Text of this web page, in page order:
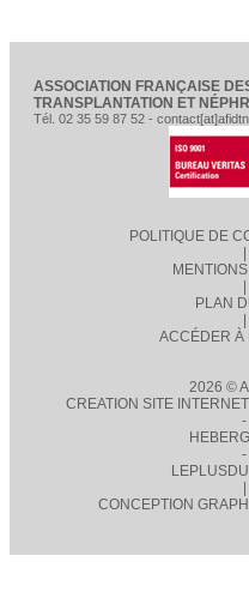
ASSOCIATION FRANÇAISE
TRANSPLANTATION ET
Tél. 02 35 59 87 52 -
POLITIQUE DE
PLAN
ACCÉDER À
2026 ©
CREATION SITE
-
-
CONCEPTION